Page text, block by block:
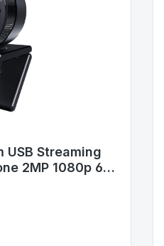
USB Streaming
2MP 1080p 60